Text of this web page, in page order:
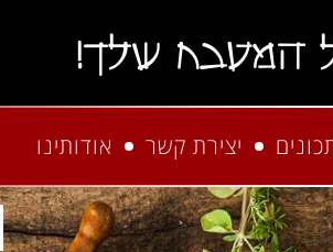
המטבח שלך!
יצירת קשר אודותינו